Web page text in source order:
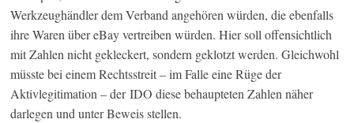
Werkzeughändler dem Verband angehören würden, die ebenfalls
ihre Waren über eBay vertreiben würden. Hier soll offensichtlich
mit Zahlen nicht gekleckert, sondern geklotzt werden. Gleichwohl
müsste bei einem Rechtsstreit – im Falle eine Rüge der
Aktivlegitimation – der IDO diese behaupteten Zahlen näher
darlegen und unter Beweis stellen.